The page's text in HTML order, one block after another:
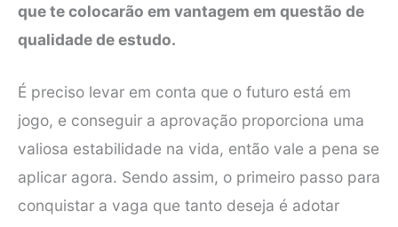
que te colocarão em vantagem em questão de
qualidade de estudo.
É preciso levar em conta que o futuro está em
jogo, e conseguir a aprovação proporciona uma
valiosa estabilidade na vida, então vale a pena se
aplicar agora. Sendo assim, o primeiro passo para
conquistar a vaga que tanto deseja é adotar